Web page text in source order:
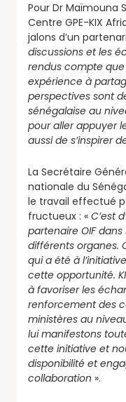
Pour Dr Maïmouna
Centre GPE-KIX
jalons d’un
discussions et les
rendus compte
expérience à
perspectives sont
sénégalaise au
pour aller appuyer
aussi de s’inspirer
La Secrétaire
nationale du
le travail effectué
fructueux : « C’est
partenaire OIF
différents organes.
qui a été à
cette opportunité.
à favoriser les
renforcement des
ministères au
lui manifestons
cette initiative et
disponibilité et
collaboration ».